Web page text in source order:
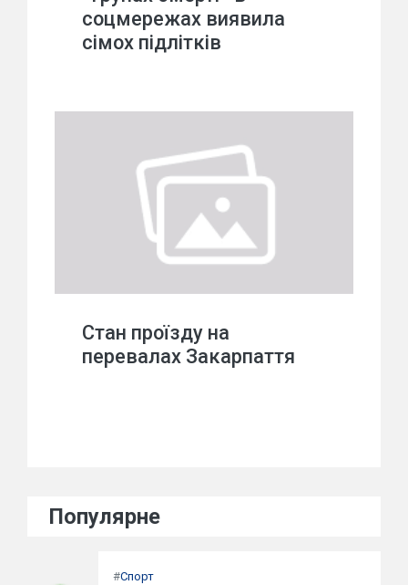
соцмережах виявила
сімох підлітків
Стан проїзду на
перевалах Закарпаття
Популярне
#Спорт